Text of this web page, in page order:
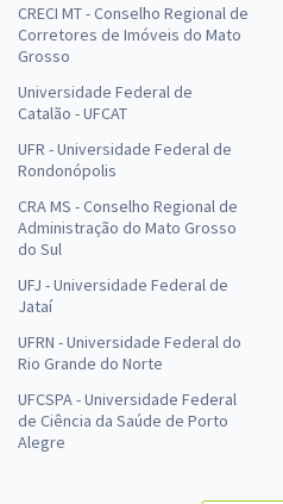
CRECI MT - Conselho Regional de
Corretores de Imóveis do Mato
Grosso
Universidade Federal de
Catalão - UFCAT
UFR - Universidade Federal de
Rondonópolis
CRA MS - Conselho Regional de
Administração do Mato Grosso
do Sul
UFJ - Universidade Federal de
Jataí
UFRN - Universidade Federal do
Rio Grande do Norte
UFCSPA - Universidade Federal
de Ciência da Saúde de Porto
Alegre